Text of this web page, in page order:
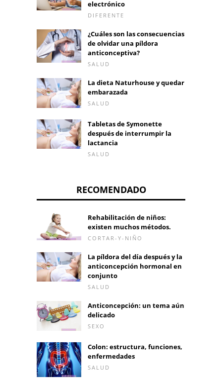
electrónico
DIFERENTE
¿Cuáles son las consecuencias
de olvidar una píldora
anticonceptiva?
SALUD
La dieta Naturhouse y quedar
embarazada
SALUD
Tabletas de Symonette
después de interrumpir la
lactancia
SALUD
RECOMENDADO
Rehabilitación de niños:
existen muchos métodos.
CORTAR-Y-NIÑO
La píldora del día después y la
anticoncepción hormonal en
conjunto
SALUD
Anticoncepción: un tema aún
delicado
SEXO
Colon: estructura, funciones,
enfermedades
SALUD